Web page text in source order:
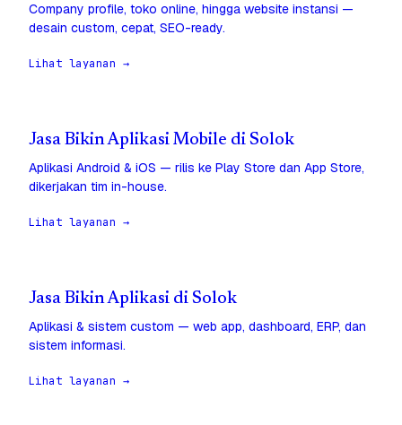
Company profile, toko online, hingga website instansi —
desain custom, cepat, SEO-ready.
Lihat layanan →
Jasa Bikin Aplikasi Mobile di Solok
Aplikasi Android & iOS — rilis ke Play Store dan App Store,
dikerjakan tim in-house.
Lihat layanan →
Jasa Bikin Aplikasi di Solok
Aplikasi & sistem custom — web app, dashboard, ERP, dan
sistem informasi.
Lihat layanan →